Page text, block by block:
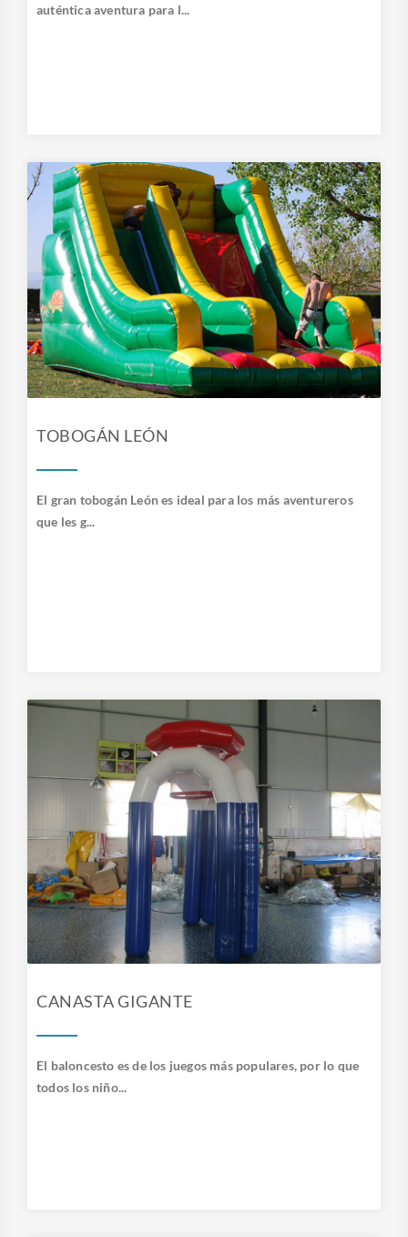
auténtica aventura para l...
TOBOGÁN LEÓN
El gran tobogán León es ideal para los más aventureros
que les g...
CANASTA GIGANTE
El baloncesto es de los juegos más populares, por lo que
todos los niño...